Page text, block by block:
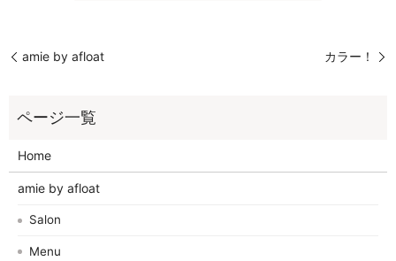
amie by afloat カラー！
Home
amie by afloat
Salon
Menu